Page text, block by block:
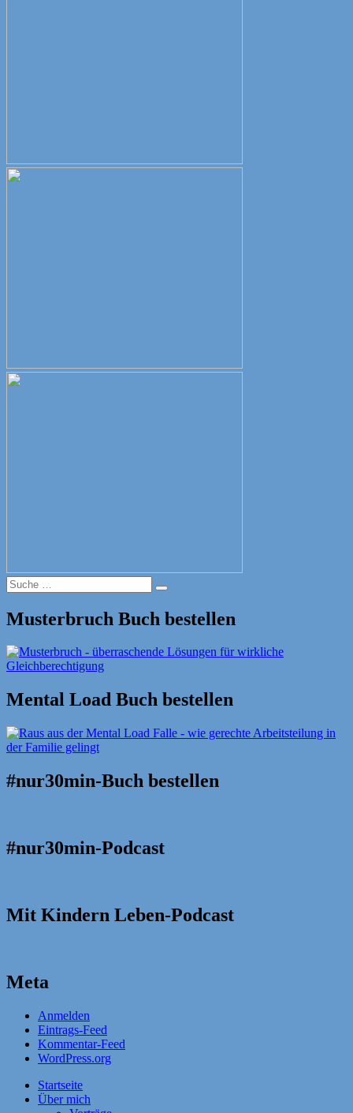
Suche
nach:
Suche
Musterbruch Buch bestellen
Mental Load Buch bestellen
#nur30min-Buch bestellen
#nur30min-Podcast
Mit Kindern Leben-Podcast
Meta
Anmelden
Eintrags-Feed
Kommentar-Feed
WordPress.org
Startseite
Über mich